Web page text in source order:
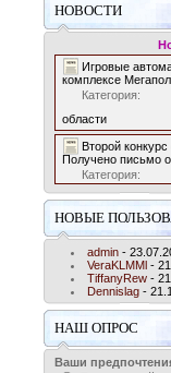
НОВОСТИ
Игровые
комплексе
Категория:
области
Второй
Получено письмо
Категория:
НОВЫЕ
admin -
VeraKLMMl -
TiffanyRew -
Dennislag -
НАШ ОПРОС
Ваши